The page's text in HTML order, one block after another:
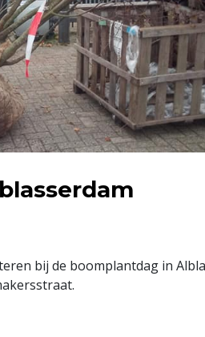
bij de boomplantdag in